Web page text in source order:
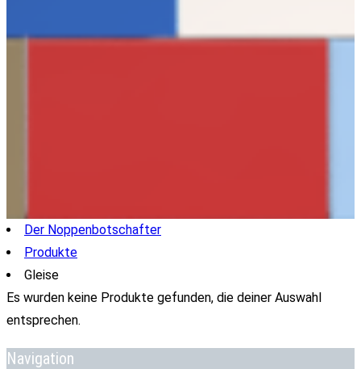
Der Noppenbotschafter
Produkte
Gleise
Es wurden keine Produkte gefunden, die deiner Auswahl
entsprechen.
Navigation